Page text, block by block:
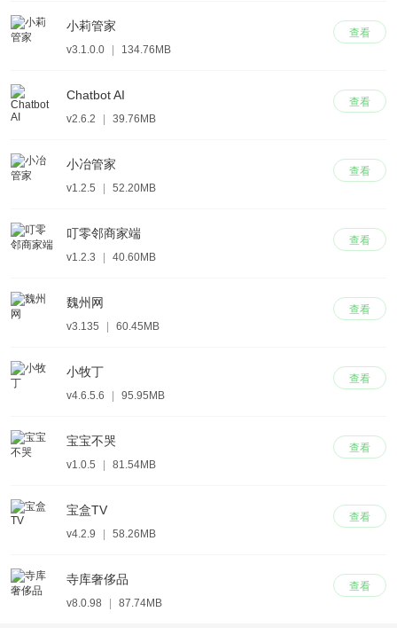
查看
小莉管家
v3.1.0.0 134.76MB
查看
Chatbot AI
v2.6.2 39.76MB
查看
小冶管家
v1.2.5 52.20MB
查看
叮零邻商家端
v1.2.3 40.60MB
查看
魏州网
v3.135 60.45MB
查看
小牧丁
v4.6.5.6 95.95MB
查看
宝宝不哭
v1.0.5 81.54MB
查看
宝盒TV
v4.2.9 58.26MB
查看
寺库奢侈品
v8.0.98 87.74MB